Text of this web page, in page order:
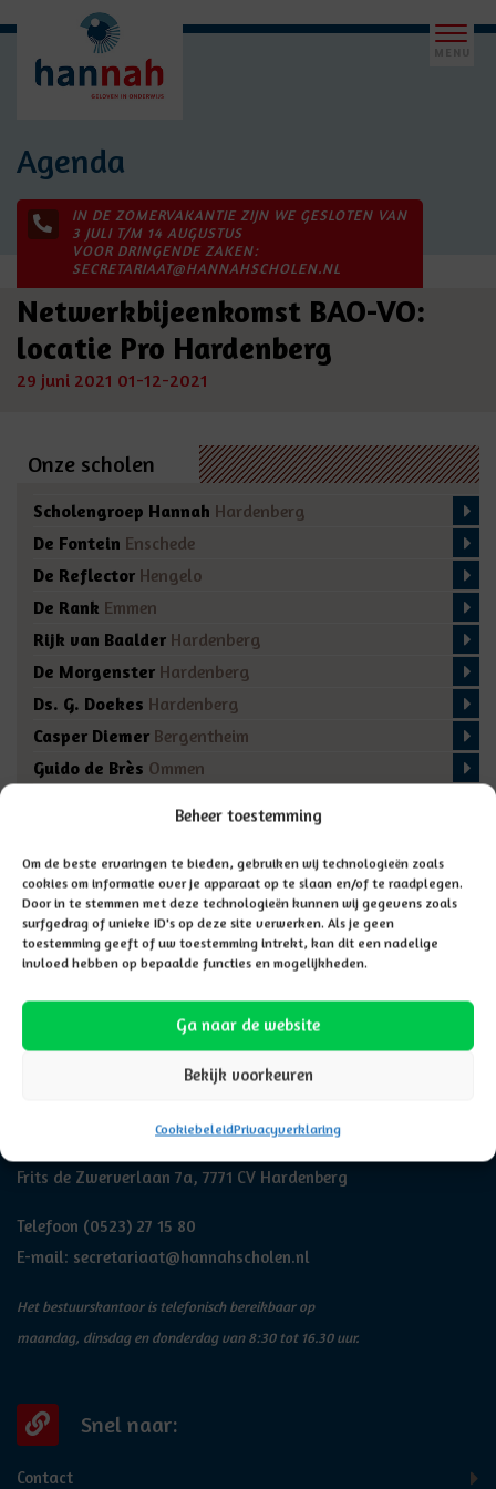
Beheer toestemming
Om de beste ervaringen te bieden, gebruiken wij technologieën zoals
cookies om informatie over je apparaat op te slaan en/of te raadplegen.
Door in te stemmen met deze technologieën kunnen wij gegevens zoals
surfgedrag of unieke ID's op deze site verwerken. Als je geen
toestemming geeft of uw toestemming intrekt, kan dit een nadelige
invloed hebben op bepaalde functies en mogelijkheden.
Ga naar de website
Bekijk voorkeuren
CookiebeleidPrivacyverklaring
Agenda
IN DE ZOMERVAKANTIE ZIJN WE GESLOTEN VAN
3 JULI T/M 14 AUGUSTUS
VOOR DRINGENDE ZAKEN:
SECRETARIAAT@HANNAHSCHOLEN.NL
Netwerkbijeenkomst BAO-VO:
locatie Pro Hardenberg
29 juni 2021 01-12-2021
Onze scholen
Scholengroep Hannah Hardenberg
De Fontein Enschede
De Reflector Hengelo
De Rank Emmen
Rijk van Baalder Hardenberg
De Morgenster Hardenberg
Ds. G. Doekes Hardenberg
Casper Diemer Bergentheim
Guido de Brès Ommen
Domino Den Ham
De BronEnschede
Adresgegevens
Frits de Zwerverlaan 7a, 7771 CV Hardenberg
Telefoon (0523) 27 15 80
E-mail: secretariaat@hannahscholen.nl
Het bestuurskantoor is telefonisch bereikbaar op
maandag, dinsdag en donderdag van 8:30 tot 16.30 uur.
Snel naar:
Contact